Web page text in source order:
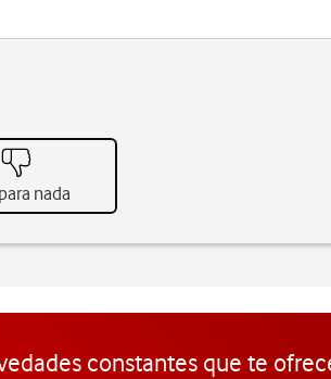
nada
constantes que te